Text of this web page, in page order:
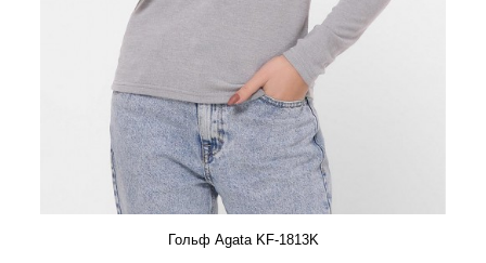
Гольф Agata KF-1813K